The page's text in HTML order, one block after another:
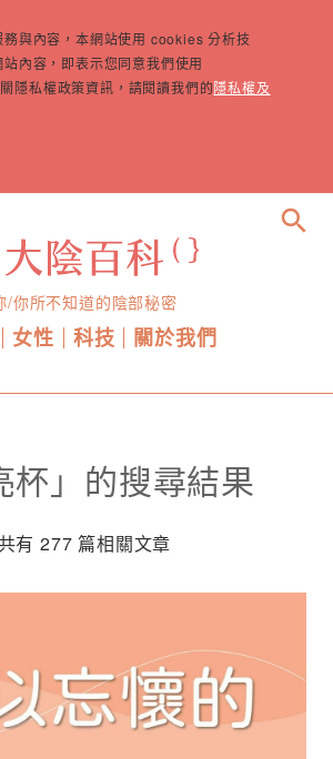
與內容，本網站使用 cookies 分析技
內容，即表示您同意我們使用
隱私權政策資訊，請閱讀我們的隱私權及
/你所不知道的陰部秘密
女性 科技 關於我們
search
杯」的搜尋結果
有 277 篇相關文章